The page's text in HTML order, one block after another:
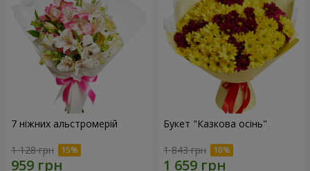
7 ніжних альстромерій
1 128 грн
Букет "Казкова осінь"
1 843 грн